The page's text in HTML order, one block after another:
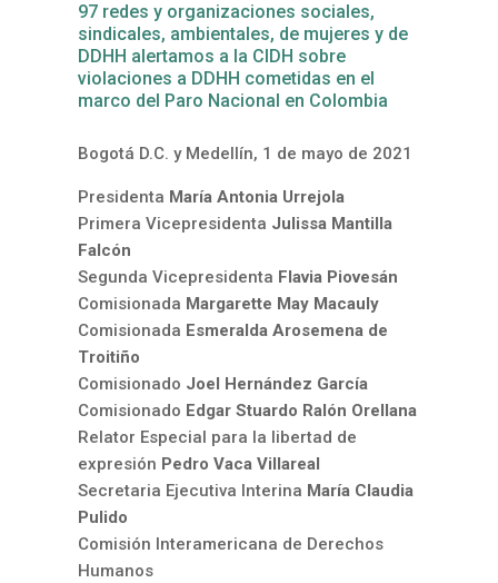
97 redes y organizaciones sociales,
sindicales, ambientales, de mujeres y de
DDHH alertamos a la CIDH sobre
violaciones a DDHH cometidas en el
marco del Paro Nacional en Colombia
Bogotá D.C. y Medellín, 1 de mayo de 2021
Presidenta María Antonia Urrejola
Primera Vicepresidenta Julissa Mantilla
Falcón
Segunda Vicepresidenta Flavia Piovesán
Comisionada Margarette May Macauly
Comisionada Esmeralda Arosemena de
Troitiño
Comisionado Joel Hernández García
Comisionado Edgar Stuardo Ralón Orellana
Relator Especial para la libertad de
expresión Pedro Vaca Villareal
Secretaria Ejecutiva Interina María Claudia
Pulido
Comisión Interamericana de Derechos
Humanos